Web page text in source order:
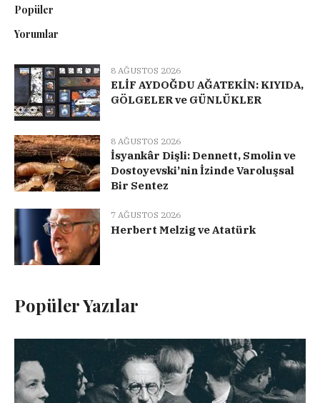
Popüler
Yorumlar
8 AĞUSTOS 2026
ELİF AYDOĞDU AĞATEKİN: KIYIDA,
GÖLGELER ve GÜNLÜKLER
8 AĞUSTOS 2026
İsyankâr Dişli: Dennett, Smolin ve
Dostoyevski’nin İzinde Varoluşsal
Bir Sentez
7 AĞUSTOS 2026
Herbert Melzig ve Atatürk
Popüler Yazılar